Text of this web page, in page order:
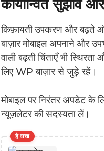
कार्यान्वित सुझाव और
किफ़ायती उपकरण और बढ़ते
बाज़ार मोबाइल अपनाने और
वाली बढ़ती चिंताएँ भी
लिए WP बाज़ार से जुड़े रहें।
मोबाइल पर निरंतर अपडेट के
न्यूज़लेटर की सदस्यता लें।
हे वाचा